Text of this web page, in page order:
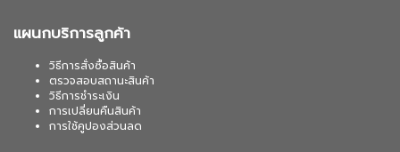
แผนกบริการลูกค้า
วิธีการสั่งซื้อสินค้า
ตรวจสอบสถานะสินค้า
วิธีการชำระเงิน
การเปลี่ยนคืนสินค้า
การใช้คูปองส่วนลด